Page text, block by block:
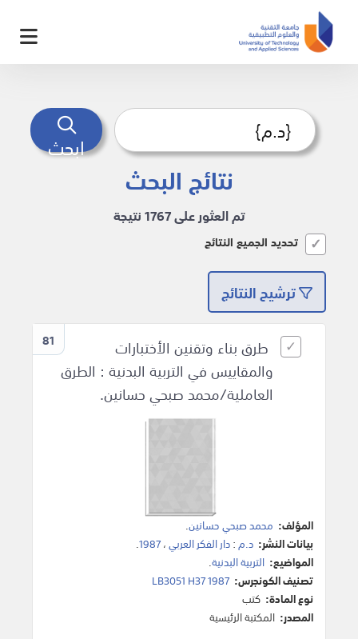
ابحث
نتائج البحث
تم العثور على 1767 نتيجة
تحديد الجميع النتائج
ترشيح النتائج
81
طرق بناء وتقنين الأختبارات
والمقاييس في التربية البدنية : الطرق
العاملية/محمد صبحي حسانين.
المؤلف: محمد صبحي حسانين.
بيانات النشر: د.م:دار الفكر العربي،1987
.
المواضيع: التربية البدنية.
تصنيف الكونجرس: LB3051 H37 1987
نوع المادة: كتب
المصدر: المكتبة الرئيسية